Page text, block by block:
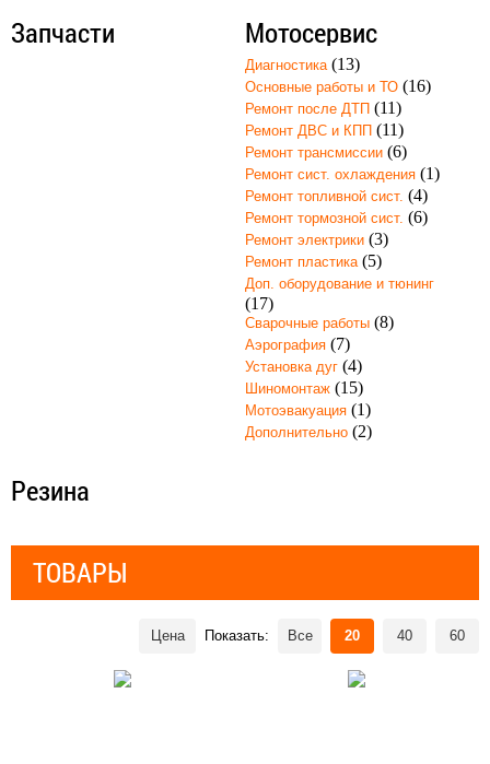
Запчасти Мотосервис
Диагностика(13)
Основные работы и ТО(16)
Ремонт после ДТП(11)
Ремонт ДВС и КПП(11)
Ремонт трансмиссии(6)
Ремонт сист. охлаждения(1)
Ремонт топливной сист. (4)
Ремонт тормозной сист. (6)
Ремонт электрики(3)
Ремонт пластика(5)
Доп. оборудование и тюнинг
(17)
Сварочные работы(8)
Аэрография(7)
Установка дуг(4)
Шиномонтаж(15)
Мотоэвакуация(1)
Дополнительно(2)
Резина
ТОВАРЫ
Показать: Все 20 40 60
Цена